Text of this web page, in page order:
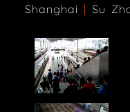
Shanghai | Su